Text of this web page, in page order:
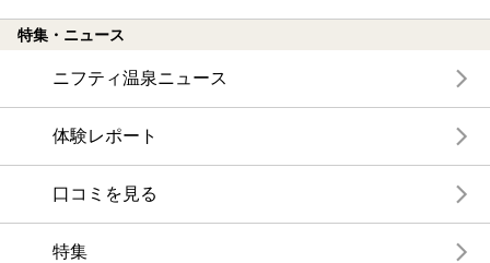
特集・ニュース
ニフティ温泉ニュース
体験レポート
口コミを見る
特集